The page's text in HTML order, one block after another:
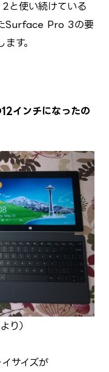
と使い続けている
Surface Pro 3の要
す。
インチになったの
より）
サイズが